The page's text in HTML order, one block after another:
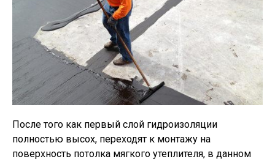
После того как первый слой гидроизоляции
полностью высох, переходят к монтажу на
поверхность потолка мягкого утеплителя, в данном